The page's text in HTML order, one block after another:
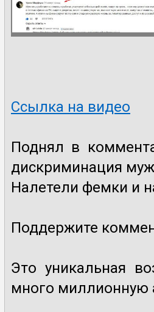
Ссылка на видео
Поднял в
дискриминация
Налетели фемки и
Поддержите
Это уникальная
много миллионную